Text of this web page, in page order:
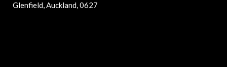
Glenfield, Auckland, 0627